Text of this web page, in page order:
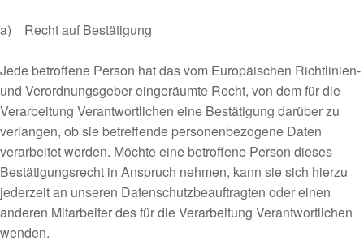
a) Recht auf Bestätigung
Jede betroffene Person hat das vom Europäischen Richtlinien-
und Verordnungsgeber eingeräumte Recht, von dem für die
Verarbeitung Verantwortlichen eine Bestätigung darüber zu
verlangen, ob sie betreffende personenbezogene Daten
verarbeitet werden. Möchte eine betroffene Person dieses
Bestätigungsrecht in Anspruch nehmen, kann sie sich hierzu
jederzeit an unseren Datenschutzbeauftragten oder einen
anderen Mitarbeiter des für die Verarbeitung Verantwortlichen
wenden.